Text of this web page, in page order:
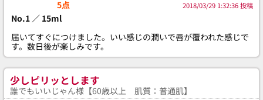
5点
2018/03/29 1:32:36 投稿
No.1 ／ 15ml
届いてすぐにつけました。いい感じの潤いで唇が覆われた感じで
す。数日後が楽しみです。
少しピリッとします
誰でもいいじゃん様【60歳以上 肌質：普通肌】